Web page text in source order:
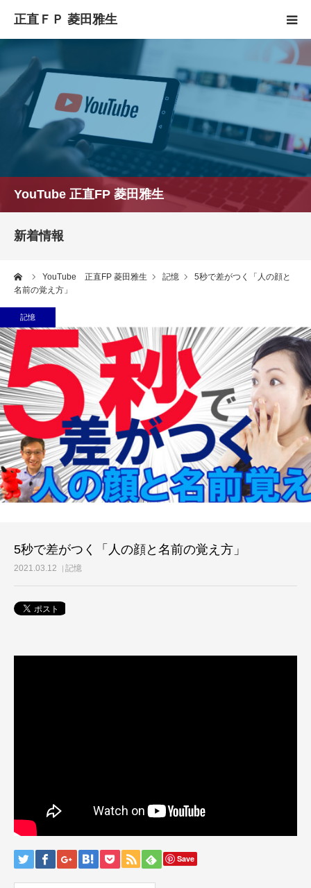
YouTube 正直FP 菱田雅生
新着情報
YouTube 正直FP 菱田雅生 記憶
5秒で差がつく「人の顔と
名前の覚え方」
記憶
5秒で差がつく「人の顔と名前の覚え方」
2021.03.12 記憶
Save
正直FPとは
YouTube
コラム